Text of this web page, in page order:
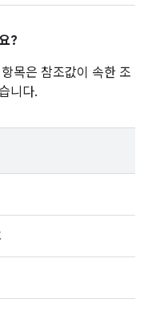
?
목은 참조값이 속한 조
니다.